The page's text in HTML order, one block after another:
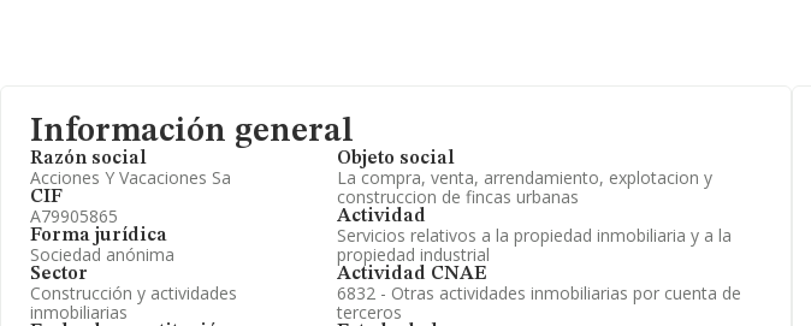
Información general
Razón social
Acciones Y Vacaciones Sa
CIF
A79905865
Forma jurídica
Sociedad anónima
Sector
Construcción y actividades
inmobiliarias
Objeto social
La compra, venta, arrendamiento, explotacion y
construccion de fincas urbanas
Actividad
Servicios relativos a la propiedad inmobiliaria y a la
propiedad industrial
Actividad CNAE
6832 - Otras actividades inmobiliarias por cuenta de
terceros